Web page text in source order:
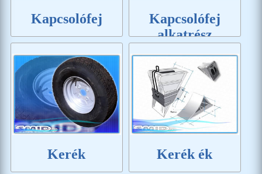
Kapcsolófej
Kapcsolófej
alkatrész
Kerék Kerék ék